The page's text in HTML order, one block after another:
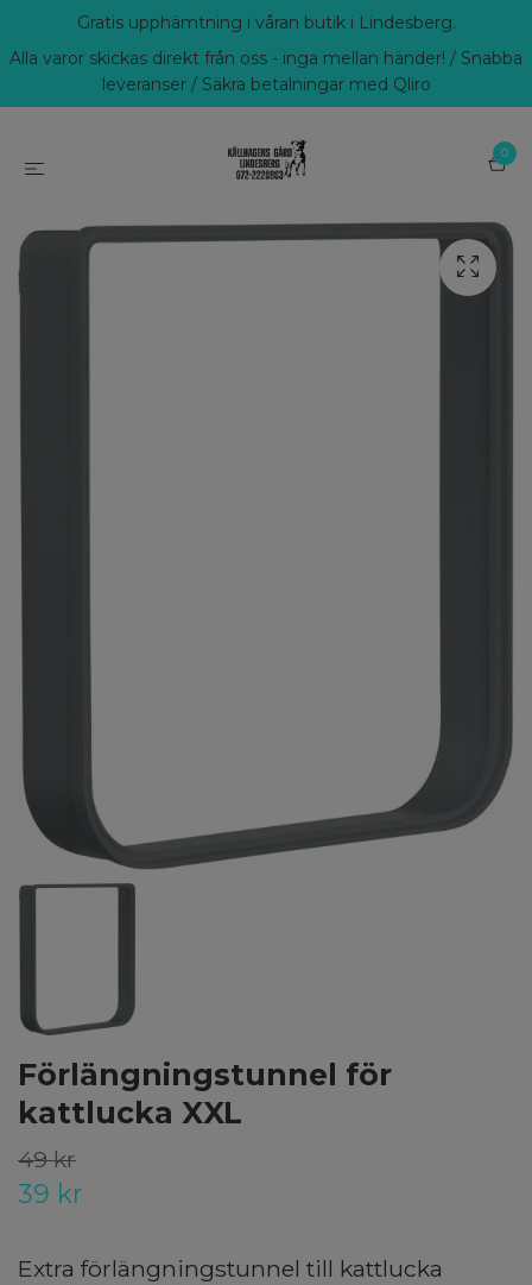
Gratis upphämtning i våran butik i Lindesberg.
Alla varor skickas direkt från oss - inga mellan händer! / Snabba
leveranser / Säkra betalningar med Qliro
0
Förlängningstunnel för
kattlucka XXL
49 kr
39 kr
Extra förlängningstunnel till kattlucka